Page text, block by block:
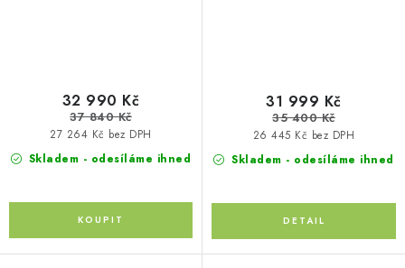
Skladem - odesíláme ihned
27 264 Kč bez DPH
32 990 Kč
37 840 Kč
Skladem - odesíláme ihned
26 445 Kč bez DPH
31 999 Kč
35 400 Kč